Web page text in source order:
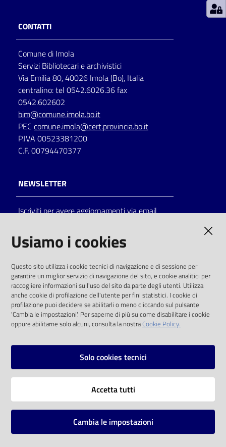
per
lettura
Seguici
su
Catalogo
on line
Eventi
Chiedi al
bibliotecario
CONTATTI
Comune di Imola
Servizi Bibliotecari e archivistici
Via Emilia 80, 40026 Imola (Bo), Italia
centralino: tel 0542.6026.36 fax
0542.602602
bim@comune.imola.bo.it
PEC comune.imola@cert.provincia.bo.it
P.IVA 00523381200
C.F. 00794470377
NEWSLETTER
Iscriviti per avere aggiornamenti via email
solo alle condizioni previste dalla direttiva
comunitaria 2003/98/CE e dal d.lgs. 36/2006
SOCIAL
Instagram
Vai alla pagina
Mappa del sito
Usiamo i cookies
Questo sito utilizza i cookie tecnici di navigazione e di sessione per
garantire un miglior servizio di navigazione del sito, e cookie analitici per
raccogliere informazioni sull'uso del sito da parte degli utenti. Utilizza
anche cookie di profilazione dell'utente per fini statistici. I cookie di
profilazione puoi decidere se abilitarli o meno cliccando sul pulsante
'Cambia le impostazioni'. Per saperne di più su come disabilitare i cookie
oppure abilitarne solo alcuni, consulta la nostraCookie Policy.
Solo cookies tecnici
Accetta tutti
Cambia le impostazioni